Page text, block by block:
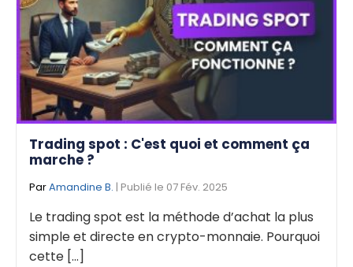
Trading spot : C'est quoi et comment ça
marche ?
ParAmandine B. | Publié le 07 Fév. 2025
Le trading spot est la méthode d’achat la plus
simple et directe en crypto-monnaie. Pourquoi
cette [...]